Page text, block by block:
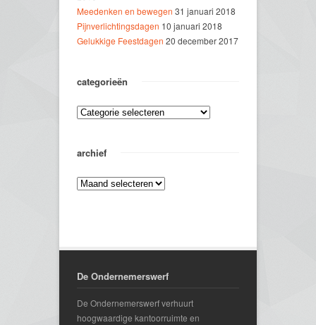
Meedenken en bewegen 31 januari 2018
Pijnverlichtingsdagen 10 januari 2018
Gelukkige Feestdagen 20 december 2017
categorieën
archief
De Ondernemerswerf
De Ondernemerswerf verhuurt
hoogwaardige kantoorruimte en